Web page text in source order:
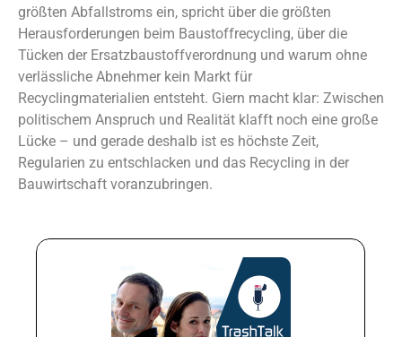
größten Abfallstroms ein, spricht über die größten
Herausforderungen beim Baustoffrecycling, über die
Tücken der Ersatzbaustoffverordnung und warum ohne
verlässliche Abnehmer kein Markt für
Recyclingmaterialien entsteht. Giern macht klar: Zwischen
politischem Anspruch und Realität klafft noch eine große
Lücke – und gerade deshalb ist es höchste Zeit,
Regularien zu entschlacken und das Recycling in der
Bauwirtschaft voranzubringen.